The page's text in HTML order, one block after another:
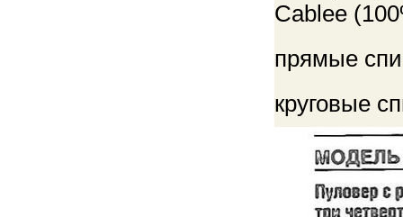
Cablee
прямые
круговые